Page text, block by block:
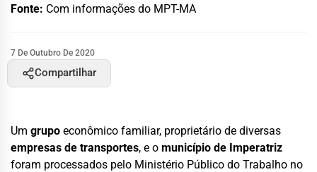
Fonte: Com informações do MPT-MA
7 De Outubro De 2020
Compartilhar
Um grupo econômico familiar, proprietário de diversas
empresas de transportes, e o município de Imperatriz
foram processados pelo Ministério Público do Trabalho no